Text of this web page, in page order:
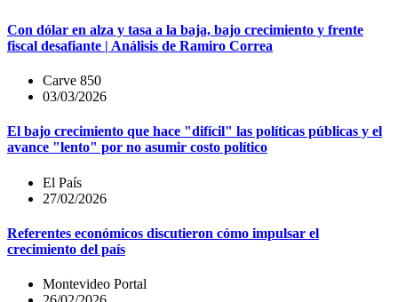
Con dólar en alza y tasa a la baja, bajo crecimiento y frente
fiscal desafiante | Análisis de Ramiro Correa
Carve 850
03/03/2026
El bajo crecimiento que hace "difícil" las políticas públicas y el
avance "lento" por no asumir costo político
El País
27/02/2026
Referentes económicos discutieron cómo impulsar el
crecimiento del país
Montevideo Portal